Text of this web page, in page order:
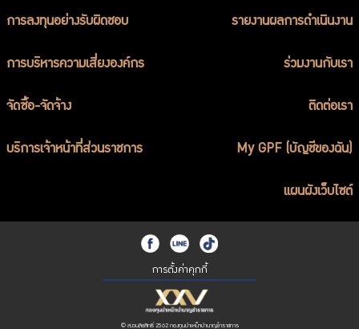
การลงทุนอย่างรับผิดชอบ รายงานผลการดำเนินงาน
การบริหารความเสี่ยงองค์กร ร่วมงานกับเรา
จัดซื้อ-จัดจ้าง ติดต่อเรา
บริการเจ้าหน้าที่ส่วนราชการ My GPF (บัญชีของฉัน)
แผนผังเว็บไซต์
การตั้งค่าคุกกี้
© สงวนลิขสิทธิ์ 2562 กองทุนบำเหน็จบำนาญข้าราชการ